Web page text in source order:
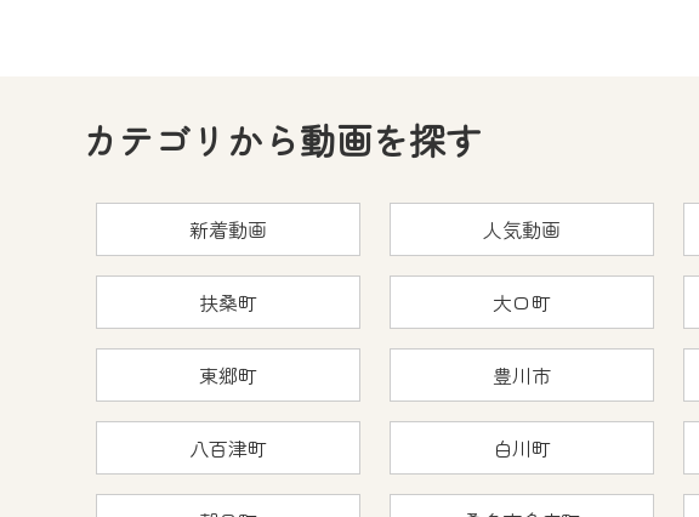
カテゴリから動画を探す
新着動画 人気動画
扶桑町 大口町
東郷町 豊川市
八百津町 白川町